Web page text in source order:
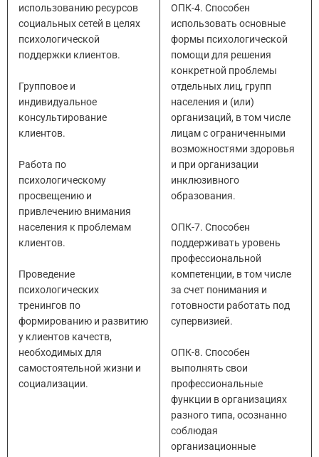
использованию ресурсов
социальных сетей в целях
психологической
поддержки клиентов.
Групповое и
индивидуальное
консультирование
клиентов.
Работа по
психологическому
просвещению и
привлечению внимания
населения к проблемам
клиентов.
Проведение
психологических
тренингов по
формированию и развитию
у клиентов качеств,
необходимых для
самостоятельной жизни и
социализации.
ОПК-4. Способен
использовать основные
формы психологической
помощи для решения
конкретной проблемы
отдельных лиц, групп
населения и (или)
организаций, в том числе
лицам с ограниченными
возможностями здоровья
и при организации
инклюзивного
образования.
ОПК-7. Способен
поддерживать уровень
профессиональной
компетенции, в том числе
за счет понимания и
готовности работать под
супервизией.
ОПК-8. Способен
выполнять свои
профессиональные
функции в организациях
разного типа, осознанно
соблюдая
организационные